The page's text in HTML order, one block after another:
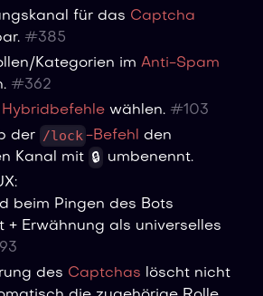
für das Captcha
#385
Kategorien im Anti-Spam
#362
wählen. #103
der /lock -Befehl den
Kanal mit 🔒
umbenennt.
beim Pingen des Bots
+ Erwähnung als universelles
des Captchas löscht nicht